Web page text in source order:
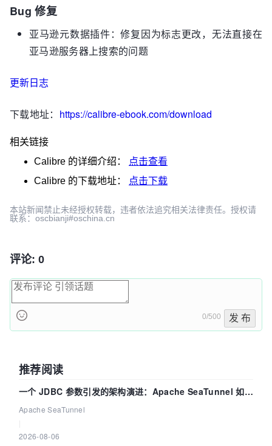
Bug 修复
亚马逊元数据插件：修复因为标志更改，无法直接在
亚马逊服务器上搜索的问题
更新日志
下载地址： https://calibre-ebook.com/download
相关链接
Calibre 的详细介绍：
点击查看
Calibre 的下载地址： 点击下载
本站新闻禁止未经授权转载，违者依法追究相关法律责任。授权请
联系：oscbianji#oschina.cn
评论: 0
0/500 发 布
推荐阅读
一个 JDBC 参数引发的架构演进：Apache SeaTunnel 如何
解决数据同步中的“定时 Flush”难题
Apache SeaTunnel
2026-08-06